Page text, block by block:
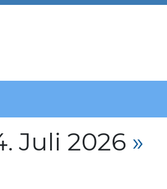
Juli 2026 »